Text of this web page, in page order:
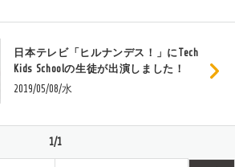
日本テレビ「ヒルナンデス！」にTech
Kids Schoolの生徒が出演しました！
2019/05/08/水
1/1